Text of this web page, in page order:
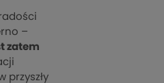
–
zatem
przyszły